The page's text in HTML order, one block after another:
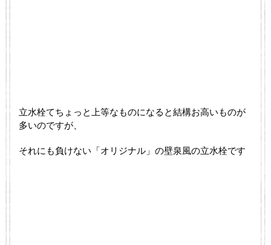
立水栓てちょっと上等なものになると結構お高いものが
多いのですが、
それにも負けない「オリジナル」の壁泉風の立水栓です